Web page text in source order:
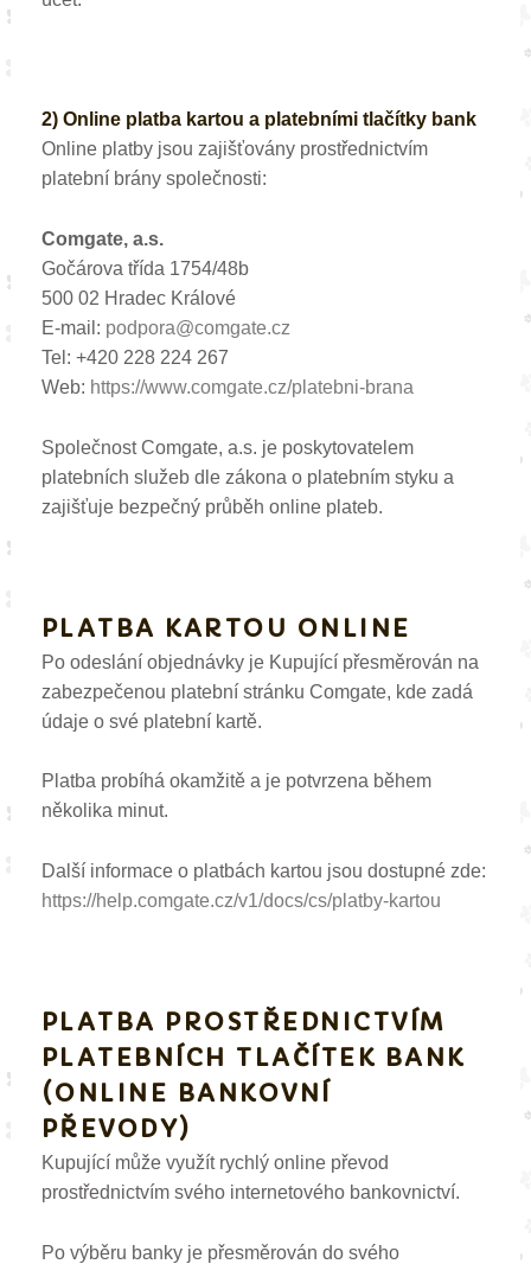
2) Online platba kartou a platebními tlačítky bank
Online platby jsou zajišťovány prostřednictvím
platební brány společnosti:
Comgate, a.s.
Gočárova třída 1754/48b
500 02 Hradec Králové
E-mail: podpora@comgate.cz
Tel: +420 228 224 267
Web: https://www.comgate.cz/platebni-brana
Společnost Comgate, a.s. je poskytovatelem
platebních služeb dle zákona o platebním styku a
zajišťuje bezpečný průběh online plateb.
PLATBA KARTOU ONLINE
Po odeslání objednávky je Kupující přesměrován na
zabezpečenou platební stránku Comgate, kde zadá
údaje o své platební kartě.
Platba probíhá okamžitě a je potvrzena během
několika minut.
Další informace o platbách kartou jsou dostupné zde:
https://help.comgate.cz/v1/docs/cs/platby-kartou
PLATBA PROSTŘEDNICTVÍM
PLATEBNÍCH TLAČÍTEK BANK
(ONLINE BANKOVNÍ
PŘEVODY)
Kupující může využít rychlý online převod
prostřednictvím svého internetového bankovnictví.
Po výběru banky je přesměrován do svého